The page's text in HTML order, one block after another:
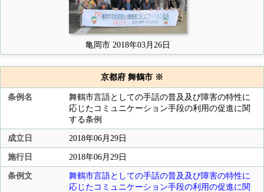
亀岡市 2018年03月26日
京都府 舞鶴市 ※
条例名
舞鶴市言語としての手話の普及及び障害の特性に
応じたコミュニケーション手段の利用の促進に関
する条例
成立日 2018年06月29日
施行日 2018年06月29日
条例文
舞鶴市言語としての手話の普及及び障害の特性に
応じたコミュニケーション手段の利用の促進に関